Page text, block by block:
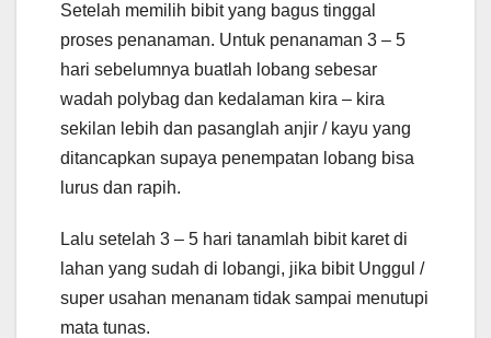
Setelah memilih bibit yang bagus tinggal
proses penanaman. Untuk penanaman 3 – 5
hari sebelumnya buatlah lobang sebesar
wadah polybag dan kedalaman kira – kira
sekilan lebih dan pasanglah anjir / kayu yang
ditancapkan supaya penempatan lobang bisa
lurus dan rapih.
Lalu setelah 3 – 5 hari tanamlah bibit karet di
lahan yang sudah di lobangi, jika bibit Unggul /
super usahan menanam tidak sampai menutupi
mata tunas.